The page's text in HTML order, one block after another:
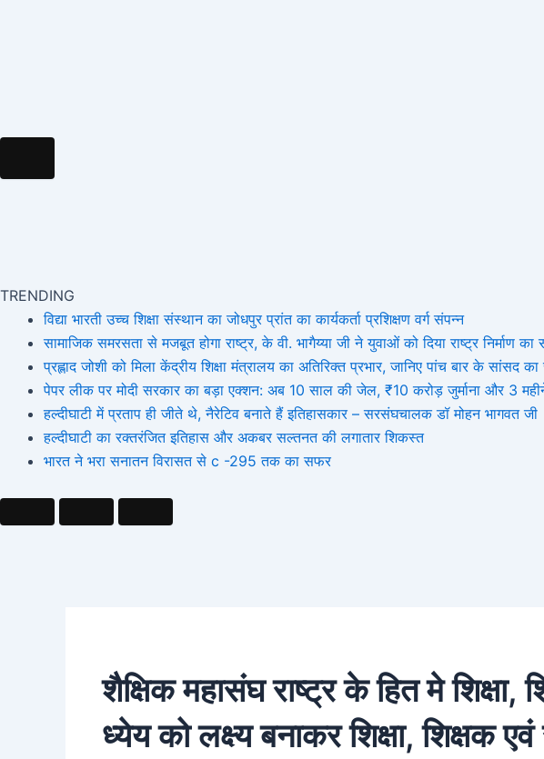
TRENDING
विद्या भारती उच्च शिक्षा संस्थान का जोधपुर प्रांत का कार्यकर्ता प्रशिक्षण वर्ग संपन्न
सामाजिक समरसता से मजबूत होगा राष्ट्र, के वी. भागैय्या जी ने युवाओं को दिया राष्ट्र निर्माण का
प्रह्लाद जोशी को मिला केंद्रीय शिक्षा मंत्रालय का अतिरिक्त प्रभार, जानिए पांच बार के सांसद
पेपर लीक पर मोदी सरकार का बड़ा एक्शन: अब 10 साल की जेल, ₹10 करोड़ जुर्माना और 3
हल्दीघाटी में प्रताप ही जीते थे, नैरेटिव बनाते हैं इतिहासकार – सरसंघचालक डॉ मोहन भागवत जी
हल्दीघाटी का रक्तरंजित इतिहास और अकबर सल्तनत की लगातार शिकस्त
भारत ने भरा सनातन विरासत से c -295 तक का सफर
शैक्षिक महासंघ राष्ट्र के हित मे
ध्येय को लक्ष्य बनाकर शिक्षा, शिक्षक